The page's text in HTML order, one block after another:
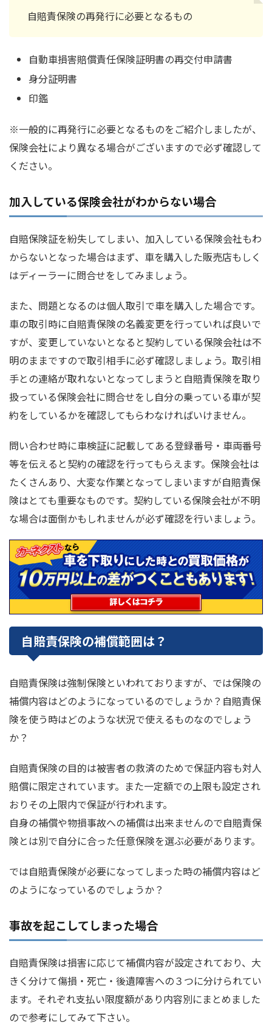
自賠責保険の再発行に必要となるもの
自動車損害賠償責任保険証明書の再交付申請書
身分証明書
印鑑
※一般的に再発行に必要となるものをご紹介しましたが、
保険会社により異なる場合がございますので必ず確認して
ください。
加入している保険会社がわからない場合
自賠保険証を紛失してしまい、加入している保険会社もわ
からないとなった場合はまず、車を購入した販売店もしく
はディーラーに問合せをしてみましょう。
また、問題となるのは個人取引で車を購入した場合です。
車の取引時に自賠責保険の名義変更を行っていれば良いで
すが、変更していないとなると契約している保険会社は不
明のままですので取引相手に必ず確認しましょう。取引相
手との連絡が取れないとなってしまうと自賠責保険を取り
扱っている保険会社に問合せをし自分の乗っている車が契
約をしているかを確認してもらわなければいけません。
問い合わせ時に車検証に記載してある登録番号・車両番号
等を伝えると契約の確認を行ってもらえます。保険会社は
たくさんあり、大変な作業となってしまいますが自賠責保
険はとても重要なものです。契約している保険会社が不明
な場合は面倒かもしれませんが必ず確認を行いましょう。
自賠責保険の補償範囲は？
自賠責保険は強制保険といわれておりますが、では保険の
補償内容はどのようになっているのでしょうか？自賠責保
険を使う時はどのような状況で使えるものなのでしょう
か？
自賠責保険の目的は被害者の救済のためで保証内容も対人
賠償に限定されています。また一定額での上限も設定され
おりその上限内で保証が行われます。
自身の補償や物損事故への補償は出来ませんので自賠責保
険とは別で自分に合った任意保険を選ぶ必要があります。
では自賠責保険が必要になってしまった時の補償内容はど
のようになっているのでしょうか？
事故を起こしてしまった場合
自賠責保険は損害に応じて補償内容が設定されており、大
きく分けて傷損・死亡・後遺障害への３つに分けられてい
ます。それぞれ支払い限度額があり内容別にまとめました
ので参考にしてみて下さい。